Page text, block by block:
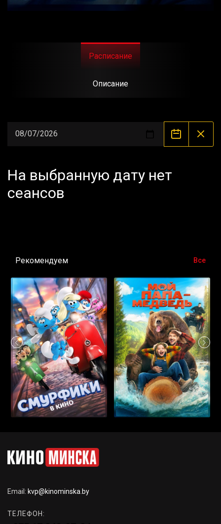
Расписание
Описание
На выбранную дату нет
сеансов
Рекомендуем Все
Email: kvp@kinominska.by
ТЕЛЕФОН: